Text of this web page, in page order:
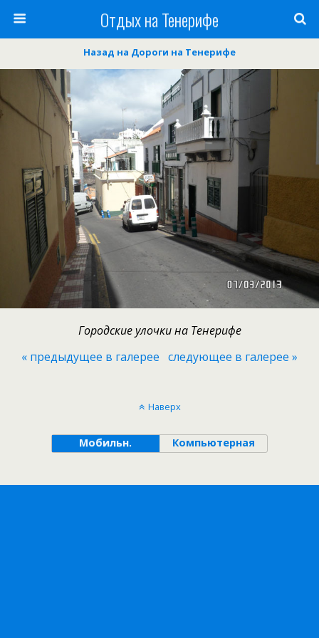
Отдых на Тенерифе
Назад на Дороги на Тенерифе
Городские улочки на Тенерифе
« предыдущее в галерее следующее в галерее »
Наверх
Мобильн. Компьютерная